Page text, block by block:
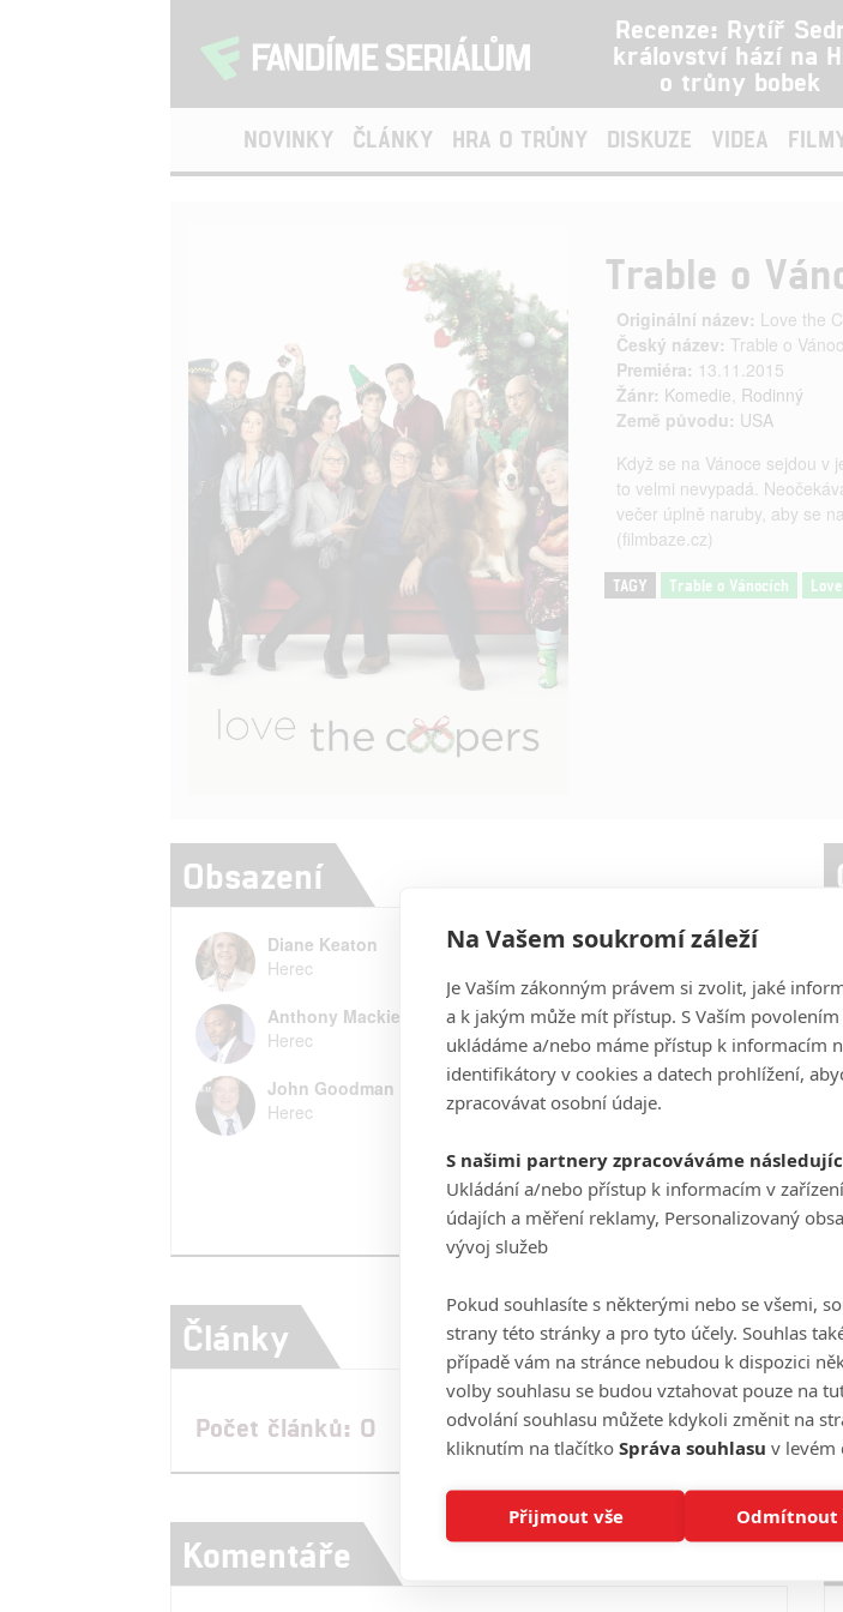
Recenze: Rytíř
království hází na
o trůny bobek
NOVINKY ČLÁNKY HRA O TRŮNY DISKUZE VIDEA
Trable o
Originální název: Love the
Český název: Trable o
Premiéra: 13.11.2015
Žánr: Komedie, Rodinný
Země původu: USA
Když se na Vánoce sejdou v
to velmi nevypadá.
večer úplně naruby, aby se
(filmbaze.cz)
TAGY Trable o Vánocích
Obsazení
Diane Keaton
Herec
Olivia Wilde
Anthony Mackie
Herec
Amanda Seyfried
Herec
John Goodman
Herec
Celé obsazení
Články
Počet článků: 0
Komentáře
Na Vašem soukromí záleží
Je Vaším zákonným právem si zvolit, jaké
a k jakým může mít přístup. S Vaším
ukládáme a/nebo máme přístup k informacím
identifikátory v cookies a datech prohlížení,
zpracovávat osobní údaje.
S našimi partnery zpracováváme
Ukládání a/nebo přístup k informacím v
údajích a měření reklamy, Personalizovaný
vývoj služeb
Pokud souhlasíte s některými nebo se všemi,
strany této stránky a pro tyto účely. Souhlas
případě vám na stránce nebudou k dispozici
volby souhlasu se budou vztahovat pouze na
odvolání souhlasu můžete kdykoli změnit na
kliknutím na tlačítko Správa souhlasu v levém
Přijmout vše Odmítnout